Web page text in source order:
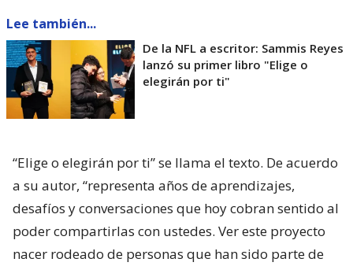
Lee también...
De la NFL a escritor: Sammis Reyes
lanzó su primer libro "Elige o
elegirán por ti"
“Elige o elegirán por ti” se llama el texto. De acuerdo
a su autor, “representa años de aprendizajes,
desafíos y conversaciones que hoy cobran sentido al
poder compartirlas con ustedes. Ver este proyecto
nacer rodeado de personas que han sido parte de